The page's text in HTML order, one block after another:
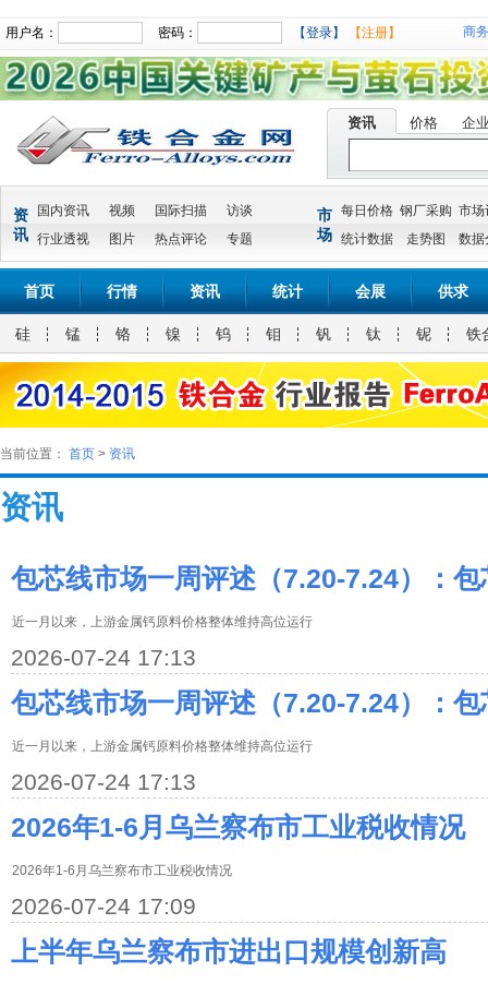
用户名： 密码： 【登录】 【注册】 商
资讯 价格 企
资
讯
国内资讯 视频 国际扫描
访谈
行业透视
图片 热点评论 专题
市
场
每日价格 钢厂采购 市场
统计数据
走势图 数据
首页 行情 资讯 统计 会展 供求
硅 锰 铬 镍 钨 钼 钒 钛 铌 铁
当前位置： 首页 > 资讯
资讯
包芯线市场一周评述（7.20-7.24）：
近一月以来，上游金属钙原料价格整体维持高位运行
2026-07-24 17:13
包芯线市场一周评述（7.20-7.24）：
近一月以来，上游金属钙原料价格整体维持高位运行
2026-07-24 17:13
2026年1-6月乌兰察布市工业税收情况
2026年1-6月乌兰察布市工业税收情况
2026-07-24 17:09
上半年乌兰察布市进出口规模创新高